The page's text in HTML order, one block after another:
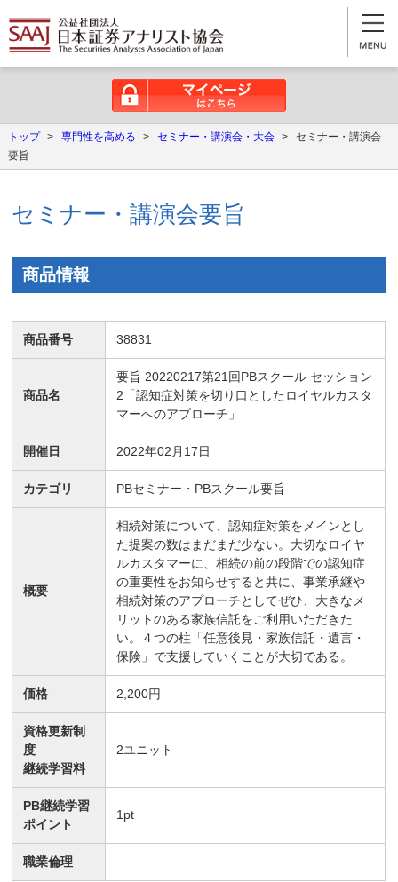
トップ > 専門性を高める > セミナー・講演会・大会 >
セミナー・講演会
要旨
セミナー・講演会要旨
商品情報
商品番号 38831
商品名
要旨 20220217第21回PBスクール セッション
2「認知症対策を切り口としたロイヤルカスタ
マーへのアプローチ」
開催日 2022年02月17日
カテゴリ PBセミナー・PBスクール要旨
概要
相続対策について、認知症対策をメインとし
た提案の数はまだまだ少ない。大切なロイヤ
ルカスタマーに、相続の前の段階での認知症
の重要性をお知らせすると共に、事業承継や
相続対策のアプローチとしてぜひ、大きなメ
リットのある家族信託をご利用いただきた
い。４つの柱「任意後見・家族信託・遺言・
保険」で支援していくことが大切である。
価格 2,200円
資格更新制
度
継続学習料
2ユニット
PB継続学習
ポイント
1 pt
職業倫理